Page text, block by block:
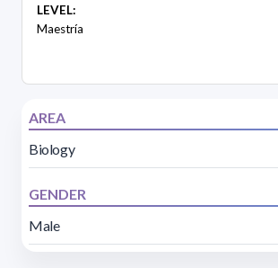
LEVEL:
Maestría
AREA
Biology
GENDER
Male